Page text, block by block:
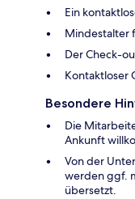
Ein
Mindestalter
Der Check-
Kontaktloser
Besondere
Die
Ankunft
Von der
werden ggf.
übersetzt.